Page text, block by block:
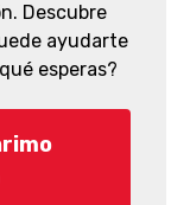
Descubre
ayudarte
esperas?